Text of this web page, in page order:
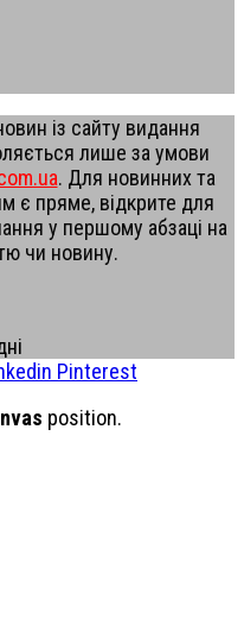
із сайту видання
лише за умови
. Для новинних та
є пряме, відкрите для
у першому абзаці на
чи новину.
Pinterest
position.